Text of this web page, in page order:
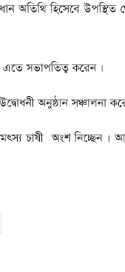
অতিথি হিসেবে
সভাপতিত্ব করেন ।
অনুষ্ঠান সঞ্চালনা
চাষী অংশ নিচ্ছেন ।